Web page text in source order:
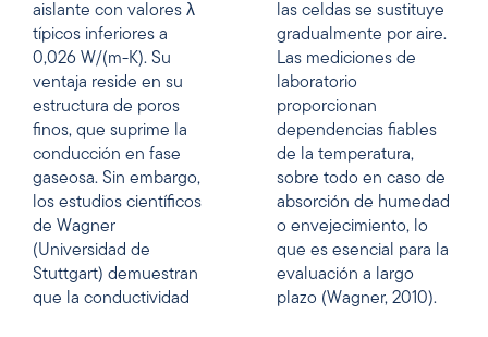
aislante con valores λ
típicos inferiores a
0,026 W/(m-K). Su
ventaja reside en su
estructura de poros
finos, que suprime la
conducción en fase
gaseosa. Sin embargo,
los estudios científicos
de Wagner
(Universidad de
Stuttgart) demuestran
que la conductividad
las celdas se sustituye
gradualmente por aire.
Las mediciones de
laboratorio
proporcionan
dependencias fiables
de la temperatura,
sobre todo en caso de
absorción de humedad
o envejecimiento, lo
que es esencial para la
evaluación a largo
plazo (Wagner, 2010).